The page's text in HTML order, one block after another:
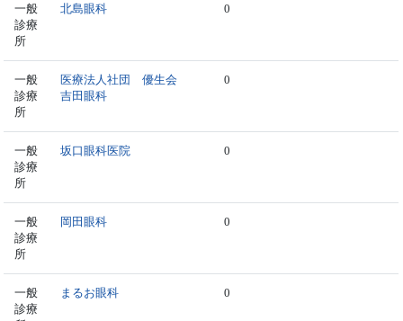
一般
診療
所
北島眼科 0
一般
診療
所
医療法人社団 優生会
吉田眼科
0
一般
診療
所
坂口眼科医院 0
一般
診療
所
岡田眼科 0
一般
診療
まるお眼科 0